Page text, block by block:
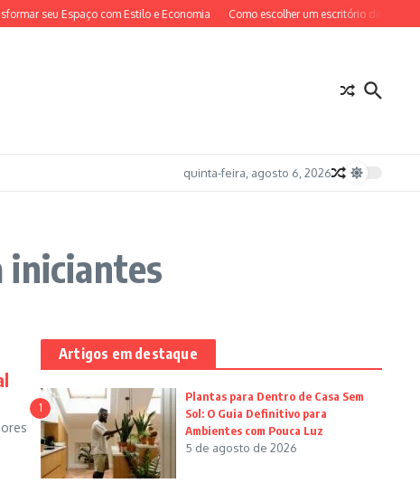
seu Espaço com Estilo e Economia Como escolher um escritório de
quinta-feira, agosto 6, 2026
iniciantes
Artigos em destaque
1
Plantas para Dentro de Casa Sem
Sol: O Guia Definitivo para
Ambientes com Pouca Luz
5 de agosto de 2026